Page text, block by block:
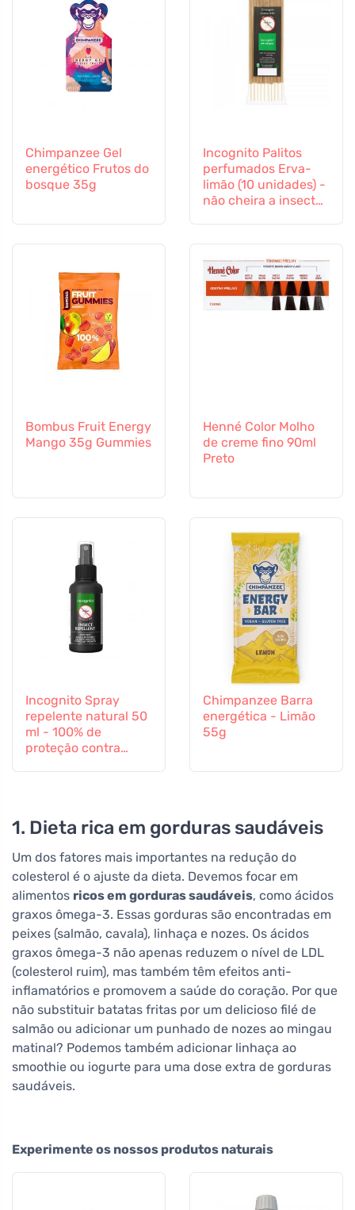
Chimpanzee Gel
energético Frutos do
bosque 35g
Incognito Palitos
perfumados Erva-
limão (10 unidades) -
não cheira a insectos
Bombus Fruit Energy
Mango 35g Gummies
Henné Color Molho
de creme fino 90ml
Preto
Incognito Spray
repelente natural 50
ml - 100% de
proteção contra
Chimpanzee Barra
energética - Limão
55g
1. Dieta rica em gorduras saudáveis
Um dos fatores mais importantes na redução do
colesterol é o ajuste da dieta. Devemos focar em
alimentos ricos em gorduras saudáveis, como ácidos
graxos ômega-3. Essas gorduras são encontradas em
peixes (salmão, cavala), linhaça e nozes. Os ácidos
graxos ômega-3 não apenas reduzem o nível de LDL
(colesterol ruim), mas também têm efeitos anti-
inflamatórios e promovem a saúde do coração. Por que
não substituir batatas fritas por um delicioso filé de
salmão ou adicionar um punhado de nozes ao mingau
matinal? Podemos também adicionar linhaça ao
smoothie ou iogurte para uma dose extra de gorduras
saudáveis.
Experimente os nossos produtos naturais